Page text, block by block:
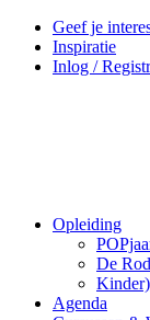
Geef je
Inspiratie
Inlog /
Opleiding
De
Agenda